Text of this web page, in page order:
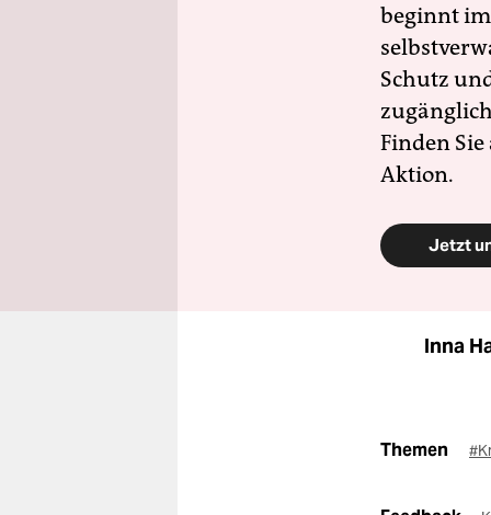
beginnt
Schutz
Finden
Aktion.
Jetzt
Inna
Themen